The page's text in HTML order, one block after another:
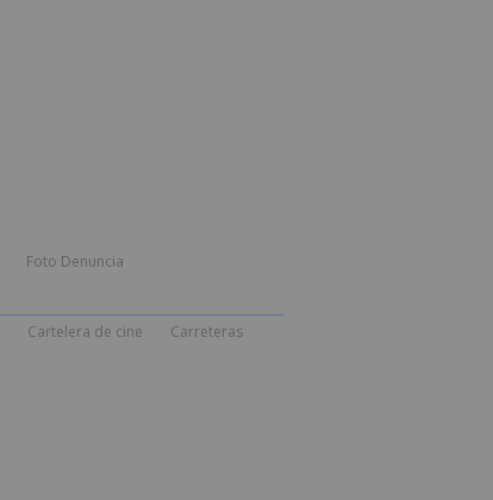
Foto Denuncia
Cartelera de cine Carreteras